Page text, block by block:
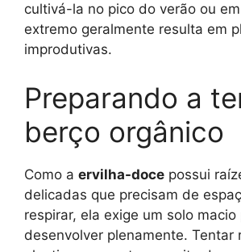
cultivá-la no pico do verão ou
extremo geralmente resulta em
improdutivas.
Preparando a
berço orgânico
Como a ervilha-doce possui
delicadas que precisam de
respirar, ela exige um solo macio
desenvolver plenamente. Tentar